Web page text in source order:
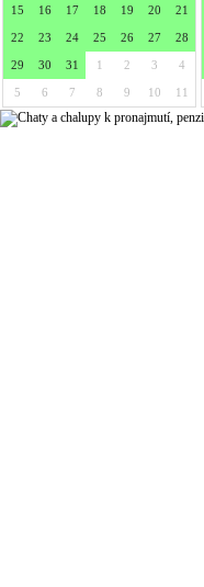
15 16 17 18 19 20 21
22 23 24 25 26 27 28
29 30 31 1 2 3 4
5 6 7 8 9 10 11